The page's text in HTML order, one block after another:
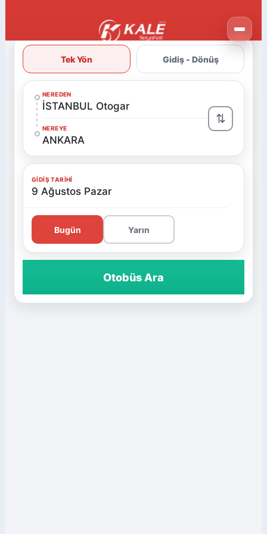
Tek Yön Gidiş - Dönüş
NEREDEN
İSTANBUL Otogar
NEREYE
ANKARA
⇅
GIDIŞ TARIHI
9 Ağustos Pazar
Bugün Yarın
Otobüs Ara